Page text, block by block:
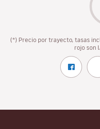
(*) Precio por trayecto, tasas
rojo son